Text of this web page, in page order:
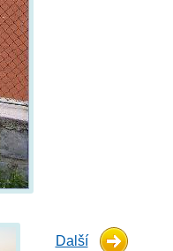
Další